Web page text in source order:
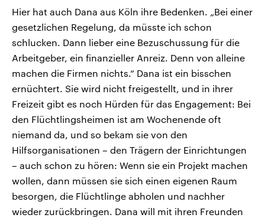
Hier hat auch Dana aus Köln ihre Bedenken. „Bei einer
gesetzlichen Regelung, da müsste ich schon
schlucken. Dann lieber eine Bezuschussung für die
Arbeitgeber, ein finanzieller Anreiz. Denn von alleine
machen die Firmen nichts.“ Dana ist ein bisschen
ernüchtert. Sie wird nicht freigestellt, und in ihrer
Freizeit gibt es noch Hürden für das Engagement: Bei
den Flüchtlingsheimen ist am Wochenende oft
niemand da, und so bekam sie von den
Hilfsorganisationen – den Trägern der Einrichtungen
– auch schon zu hören: Wenn sie ein Projekt machen
wollen, dann müssen sie sich einen eigenen Raum
besorgen, die Flüchtlinge abholen und nachher
wieder zurückbringen. Dana will mit ihren Freunden